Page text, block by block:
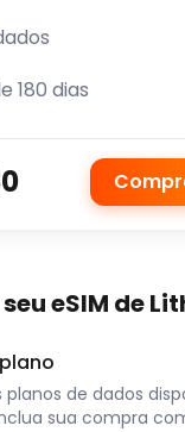
180 dias
eSIM de
planos de dados
sua compra